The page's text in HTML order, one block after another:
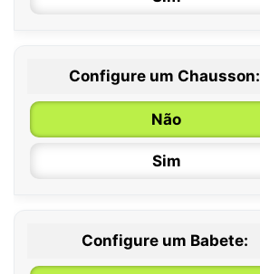
0 / 6 meses
6 / 12 meses
12 / 18 meses
Configure um Chausson:
Não
Sim
Configure um Babete: